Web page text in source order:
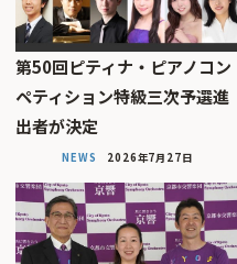
第50回ピティナ・ピアノコン
ペティション特級三次予選進
出者が決定
NEWS 2026年7月27日